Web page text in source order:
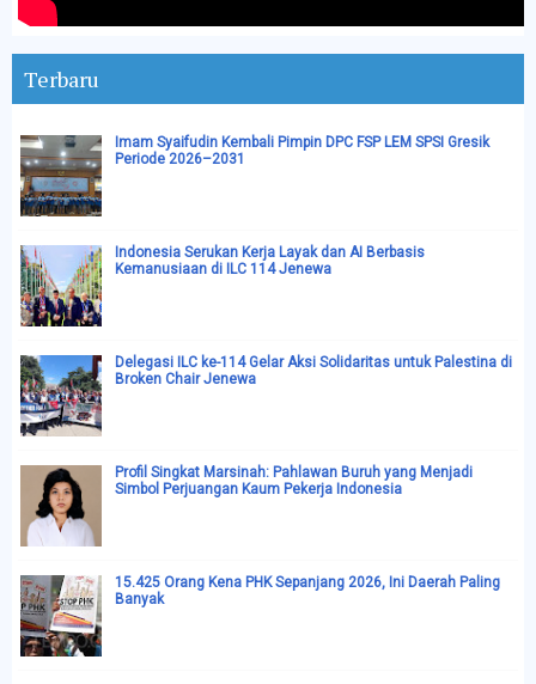
Terbaru
Imam Syaifudin Kembali Pimpin DPC FSP LEM SPSI Gresik
Periode 2026–2031
Indonesia Serukan Kerja Layak dan AI Berbasis
Kemanusiaan di ILC 114 Jenewa
Delegasi ILC ke-114 Gelar Aksi Solidaritas untuk Palestina di
Broken Chair Jenewa
Profil Singkat Marsinah: Pahlawan Buruh yang Menjadi
Simbol Perjuangan Kaum Pekerja Indonesia
15.425 Orang Kena PHK Sepanjang 2026, Ini Daerah Paling
Banyak